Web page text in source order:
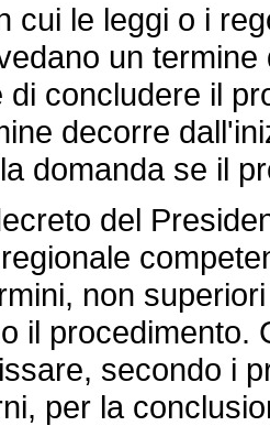
le leggi o i
un
di concludere il
decorre
domanda se il
del
non
il procedimento.
secondo i
per la